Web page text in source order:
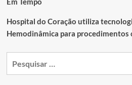
Hospital do Coração utiliza
Hemodinâmica para